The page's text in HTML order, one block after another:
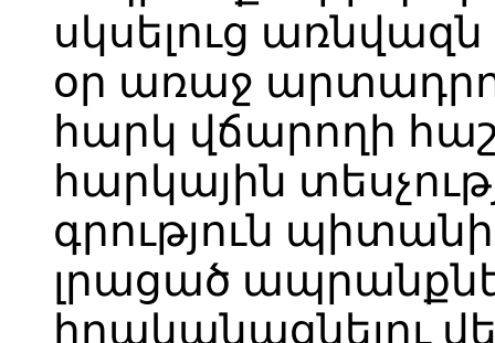
սկսելուց
օր առաջ
հարկ վճարողի
հարկային
գրություն
լրացած
իրականացնելու